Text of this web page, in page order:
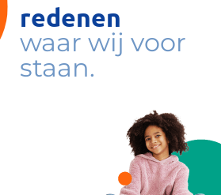
redenen
waar wij voor
staan.